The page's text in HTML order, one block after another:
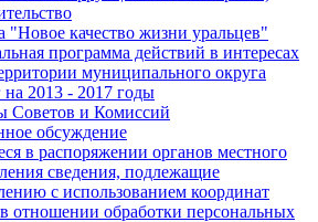
"Новое качество жизни уральцев"
программа действий в интересах
муниципального округа
2013 - 2017 годы
Советов и Комиссий
обсуждение
в распоряжении органов местного
сведения, подлежащие
с использованием координат
отношении обработки персональных